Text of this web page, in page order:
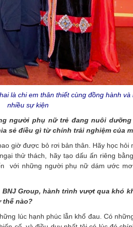
là chi em thân thiết cùng đồng hành
nhiều sự kiện
người phụ nữ trẻ đang nuôi
sẻ điều gì từ chính trải nghiệm của
giờ được bỏ rơi bản thân. Hãy học hỏi
thử thách, hãy tạo dấu ấn riêng
với những người phụ nữ dám ước
Group, hành trình vượt qua khó
thế nào?
lúc hạnh phúc lẫn khổ đau. Có